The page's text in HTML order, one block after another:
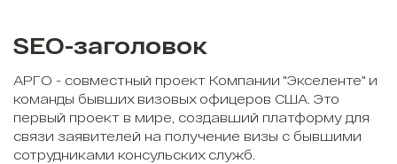
SEO-заголовок
АРГО - совместный проект Компании "Экселенте" и
команды бывших визовых офицеров США. Это
первый проект в мире, создавший платформу для
связи заявителей на получение визы с бывшими
сотрудниками консульских служб.